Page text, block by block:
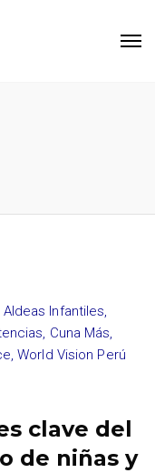
Aldeas Infantiles,
, Cuna Más,
,World Vision Perú
clave del
de niñas y